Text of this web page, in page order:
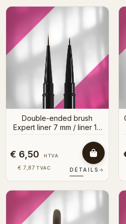
Double-ended brush
Expert liner 7 mm / liner 10
€ 6,50 HTVA
€ 7,87 TVAC DÉTAILS →